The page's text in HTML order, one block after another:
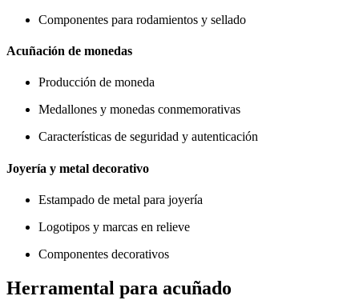
Componentes para rodamientos y sellado
Acuñación de monedas
Producción de moneda
Medallones y monedas conmemorativas
Características de seguridad y autenticación
Joyería y metal decorativo
Estampado de metal para joyería
Logotipos y marcas en relieve
Componentes decorativos
Herramental para acuñado